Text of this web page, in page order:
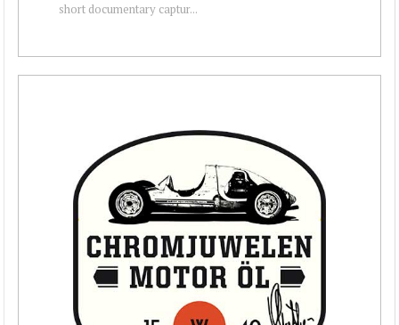
short documentary captur...